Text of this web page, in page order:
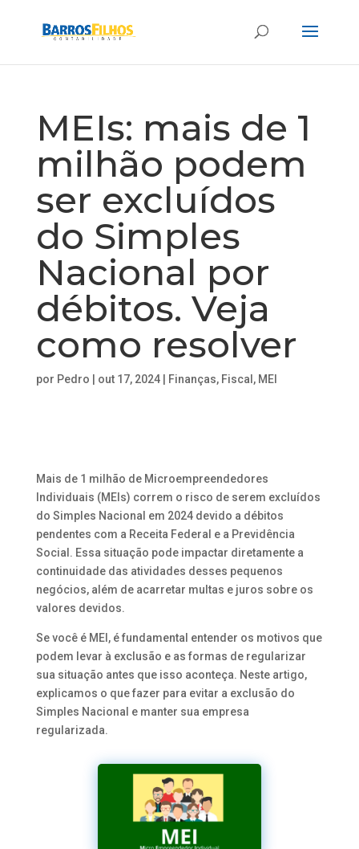
MEIs: mais de 1
milhão podem
ser excluídos
do Simples
Nacional por
débitos. Veja
como resolver
por Pedro out 17, 2024| Finanças, Fiscal , MEI
Mais de 1 milhão de Microempreendedores
Individuais (MEIs) correm o risco de serem excluídos
do Simples Nacional em 2024 devido a débitos
pendentes com a Receita Federal e a Previdência
Social. Essa situação pode impactar diretamente a
continuidade das atividades desses pequenos
negócios, além de acarretar multas e juros sobre os
valores devidos.
Se você é MEI, é fundamental entender os motivos que
podem levar à exclusão e as formas de regularizar
sua situação antes que isso aconteça. Neste artigo,
explicamos o que fazer para evitar a exclusão do
Simples Nacional e manter sua empresa
regularizada.